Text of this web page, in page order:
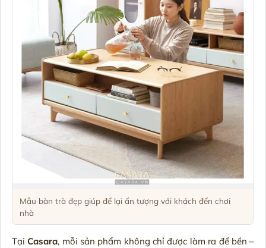
Mẫu bàn trà đẹp giúp để lại ấn tượng với khách đến chơi
nhà
TạiCasara, mỗi sản phẩm không chỉ được làm ra để bền –